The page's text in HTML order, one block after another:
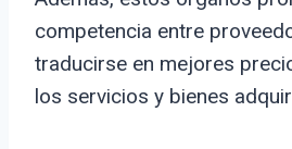
competencia entre
traducirse en mejores
los servicios y bienes